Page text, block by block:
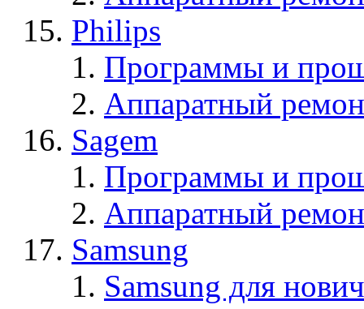
Philips
Программы и
Аппаратный
Sagem
Программы и
Аппаратный
Samsung
Samsung для